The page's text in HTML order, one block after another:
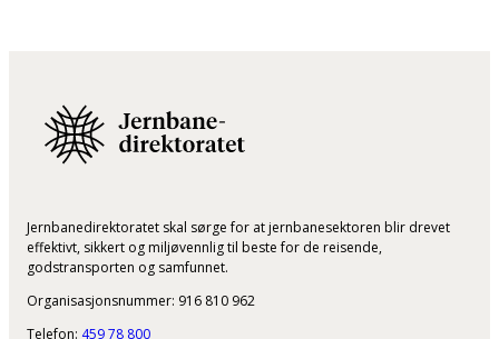
Jernbanedirektoratet skal sørge for at jernbanesektoren blir drevet
effektivt, sikkert og miljøvennlig til beste for de reisende,
godstransporten og samfunnet.
Organisasjonsnummer: 916 810 962
Telefon: 459 78 800